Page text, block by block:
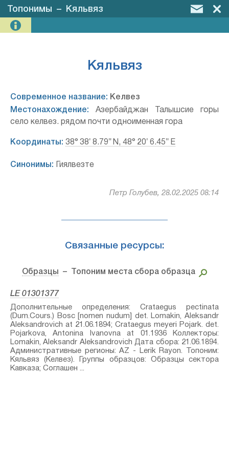
Топонимы – Кяльвяз
Кяльвяз
Современное название: Келвез
Местонахождение: Азербайджан Талышсие горы
село келвез. рядом почти одноименная гора
Координаты: 38° 38′ 8.79″ N, 48° 20′ 6.45″ E
Синонимы: Гиялвезте
Петр Голубев, 28.02.2025 08:14
Связанные ресурсы:
Образцы – Топоним места сбора образца
LE 01301377
Дополнительные определения: Crataegus pectinata
(Dum.Cours.) Bosc [nomen nudum]⁣ det. Lomakin, Aleksandr
Aleksandrovich at 21.06.1894; Crataegus meyeri Pojark.⁣ det.
Pojarkova, Antonina Ivanovna at 01.1936 Коллекторы:
Lomakin, Aleksandr Aleksandrovich Дата сбора: 21.06.1894.
Административные регионы: AZ - Lerik Rayon. Топоним:
Кяльвяз (Келвез). Группы образцов: Образцы сектора
Кавказа; Соглашен ...